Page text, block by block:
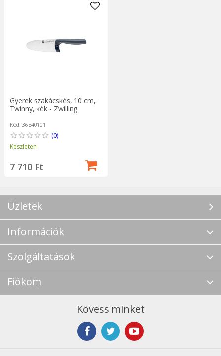
Gyerek szakácskés, 10 cm,
Twinny, kék - Zwilling
Kód: 36540101
(0)
Készleten
7 710 Ft
Üzletek
Információk
Szolgáltatások
Fiókom
Kövess minket